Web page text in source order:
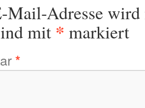
Mail-Adresse
mit * markiert
*